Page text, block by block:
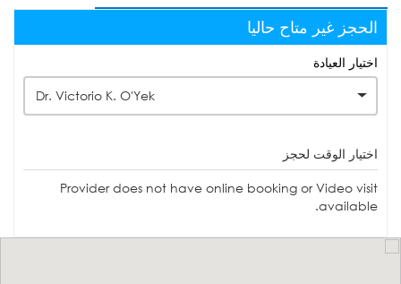
الحجز غير متاح حاليا
اختيار العيادة
Dr. Victorio K. O'Yek
اختيار الوقت لحجز
Provider does not have online booking or Video visit
available.